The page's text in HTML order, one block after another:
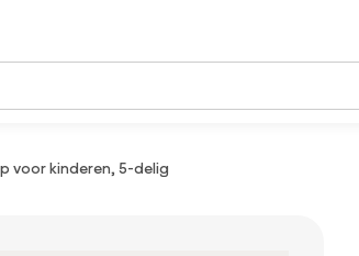
voor kinderen, 5-delig